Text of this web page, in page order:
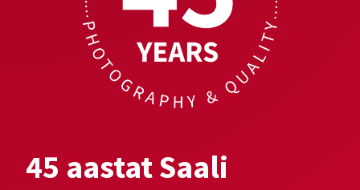
45 aastat Saali